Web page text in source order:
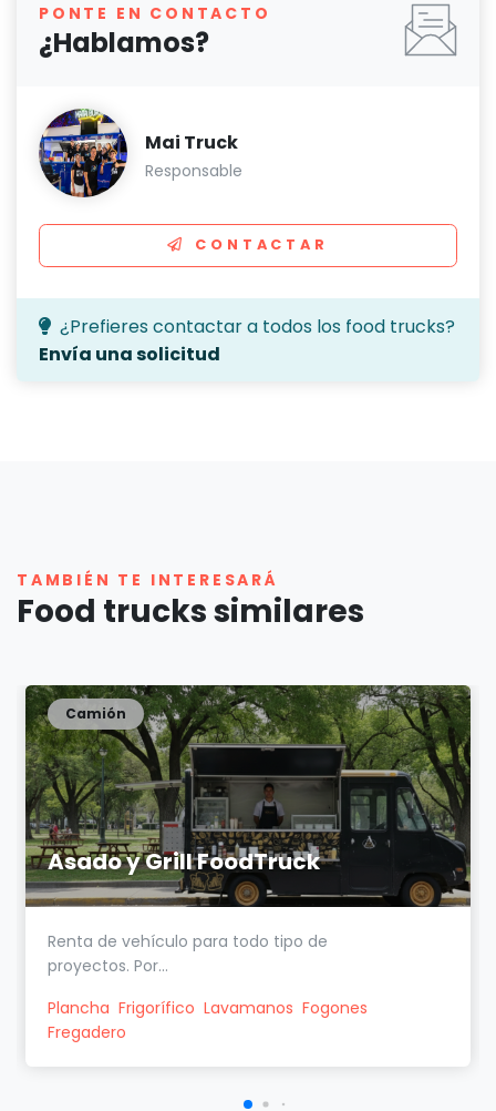
PONTE EN CONTACTO
¿Hablamos?
Mai Truck
Responsable
CONTACTAR
¿Prefieres contactar a todos los food trucks?
Envía una solicitud
TAMBIÉN TE INTERESARÁ
Food trucks similares
Asado y Grill FoodTruck
Camión
Renta de vehículo para todo tipo de
proyectos. Por...
Plancha Frigorífico Lavamanos Fogones
Fregadero